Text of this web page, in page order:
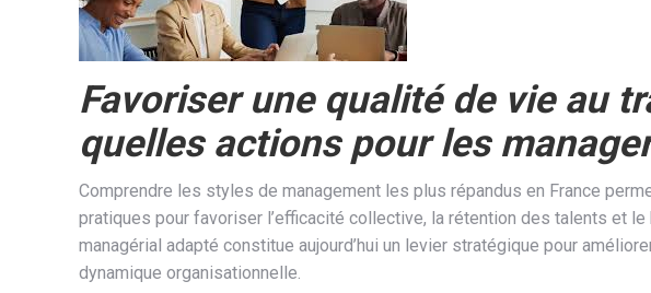
Favoriser une qualité de vie au
quelles actions pour les
Comprendre les styles de management les plus répandus en France
pratiques pour favoriser l’efficacité collective, la rétention des talents et
managérial adapté constitue aujourd’hui un levier stratégique pour
dynamique organisationnelle.